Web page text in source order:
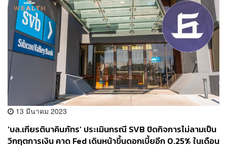
13 มีนาคม 2023
‘บล.เกียรตินาคินภัทร’ ประเมินกรณี SVB ปิดกิจการไม่ลามเป็น
วิกฤตการเงิน คาด Fed เดินหน้าขึ้นดอกเบี้ยอีก 0.25% ในเดือน